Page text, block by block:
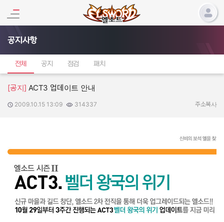
공지사항
전체 공지 점검 패치
[공지] ACT3 업데이트 안내
작성일:
2009.10.15 13:09
조회수: 314337 주소복사